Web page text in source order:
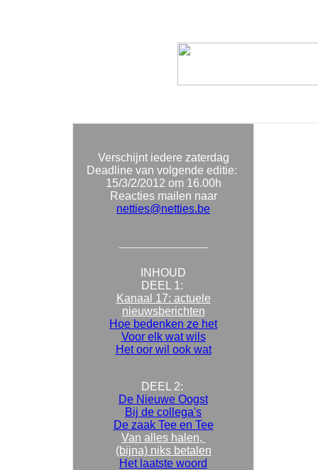
Verschijnt iedere zaterdag
Deadline van volgende editie:
15/3/2/2012 om 16.00h
Reacties mailen naar
netties@netties.be
INHOUD
DEEL 1:
Kanaal 17: actuele
nieuwsberichten
Hoe bedenken ze het
Voor elk wat wils
Het oor wil ook wat
DEEL 2:
De Nieuwe Oogst
Bij de collega's
De zaak Tee en Tee
Van alles halen,
(bijna) niks betalen
Het laatste woord